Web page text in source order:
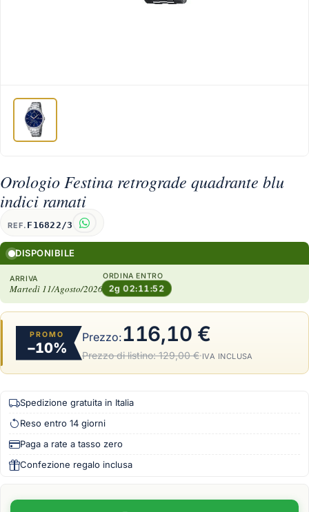
Orologio Festina retrograde quadrante blu
indici ramati
REF. F16822/3
DISPONIBILE
ARRIVA
Martedì 11/Agosto/2026
ORDINA ENTRO
2g 02:11:51
PROMO
−10%
Prezzo:116,10 €
Prezzo di listino:129,00 €·IVA INCLUSA
Spedizione gratuita in Italia
Reso entro 14 giorni
Paga a rate a tasso zero
Confezione regalo inclusa